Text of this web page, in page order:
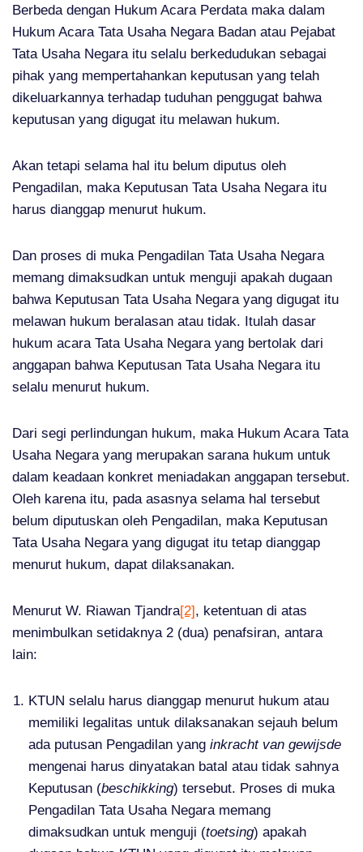
Berbeda dengan Hukum Acara Perdata maka dalam
Hukum Acara Tata Usaha Negara Badan atau Pejabat
Tata Usaha Negara itu selalu berkedudukan sebagai
pihak yang mempertahankan keputusan yang telah
dikeluarkannya terhadap tuduhan penggugat bahwa
keputusan yang digugat itu melawan hukum.
Akan tetapi selama hal itu belum diputus oleh
Pengadilan, maka Keputusan Tata Usaha Negara itu
harus dianggap menurut hukum.
Dan proses di muka Pengadilan Tata Usaha Negara
memang dimaksudkan untuk menguji apakah dugaan
bahwa Keputusan Tata Usaha Negara yang digugat itu
melawan hukum beralasan atau tidak. Itulah dasar
hukum acara Tata Usaha Negara yang bertolak dari
anggapan bahwa Keputusan Tata Usaha Negara itu
selalu menurut hukum.
Dari segi perlindungan hukum, maka Hukum Acara Tata
Usaha Negara yang merupakan sarana hukum untuk
dalam keadaan konkret meniadakan anggapan tersebut.
Oleh karena itu, pada asasnya selama hal tersebut
belum diputuskan oleh Pengadilan, maka Keputusan
Tata Usaha Negara yang digugat itu tetap dianggap
menurut hukum, dapat dilaksanakan.
Menurut W. Riawan Tjandra[2], ketentuan di atas
menimbulkan setidaknya 2 (dua) penafsiran, antara
lain:
KTUN selalu harus dianggap menurut hukum atau
memiliki legalitas untuk dilaksanakan sejauh belum
ada putusan Pengadilan yang inkracht van gewijsde
mengenai harus dinyatakan batal atau tidak sahnya
Keputusan (beschikking) tersebut. Proses di muka
Pengadilan Tata Usaha Negara memang
dimaksudkan untuk menguji (toetsing) apakah